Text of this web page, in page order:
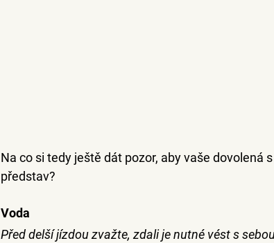
Na co si tedy ještě dát pozor, aby vaše dovolená
představ?
Voda
Před delší jízdou zvažte, zdali je nutné vést s